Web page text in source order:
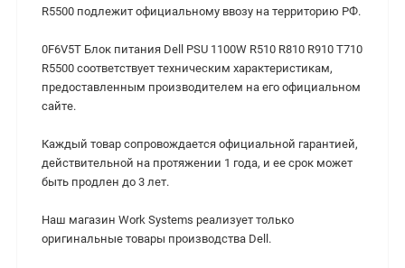
R5500 подлежит официальному ввозу на территорию РФ.
0F6V5T Блок питания Dell PSU 1100W R510 R810 R910 T710
R5500 cоответствует техническим характеристикам,
предоставленным производителем на его официальном
сайте.
Каждый товар сопровождается официальной гарантией,
действительной на протяжении 1 года, и ее срок может
быть продлен до 3 лет.
Наш магазин Work Systems реализует только
оригинальные товары производства Dell.